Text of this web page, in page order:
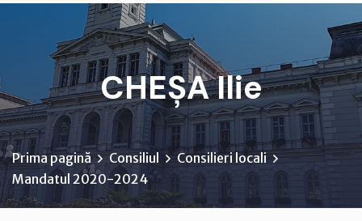
CHEȘA Ilie
Prima pagină Consiliul
Consilieri locali
Mandatul 2020-2024